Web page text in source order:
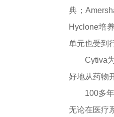
典；
Hyclone培
单元也受到
Cytiva
好地从药物
100多
无论在医疗